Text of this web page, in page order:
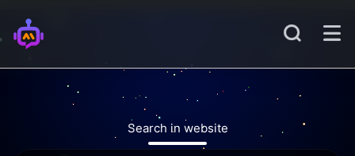
Search in website